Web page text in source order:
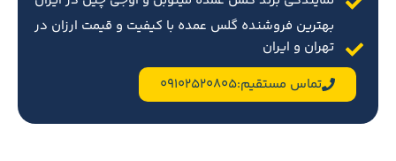
بهترین فروشنده گلس عمده با کیفیت و قیمت ارزان در
تهران و ایران
تماس مستقیم:09102520805